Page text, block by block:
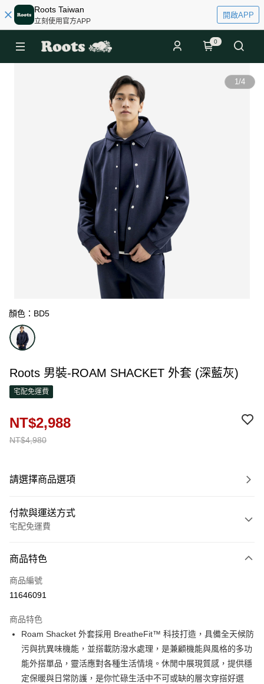
Roots Taiwan
立刻使用官方APP
開啟APP
0
1/4
顏色：BD5
Roots 男裝-ROAM SHACKET 外套 (深藍灰)
宅配免運費
NT$4,980
NT$2,988
請選擇商品選項
付款與運送方式
宅配免運費
信用卡一次付款
信用卡分期付款
合作金庫商業銀行
華南商業銀行
彰化商業銀行
上海商業儲蓄銀行
台北富邦商業銀行
國泰世華商業銀行
兆豐國際商業銀行
臺灣中小企業銀行
台中商業銀行
6 期 0 利率 每期
華南商業銀行
彰化商業銀行
上海商業儲蓄銀行
台北富邦商業銀行
國泰世華商業銀行
兆豐國際商業銀行
LINE Pay
Apple Pay
商品特色
商品編號
11646091
商品特色
Roam Shacket 外套採用 BreatheFit™ 科技打造，具備全天候防
污與抗異味機能，並搭載防潑水處理，是兼顧機能與風格的多功
能外搭單品，靈活應對各種生活情境。休閒中展現質感，提供穩
定保暖與日常防護，是你忙碌生活中不可或缺的層次穿搭好選